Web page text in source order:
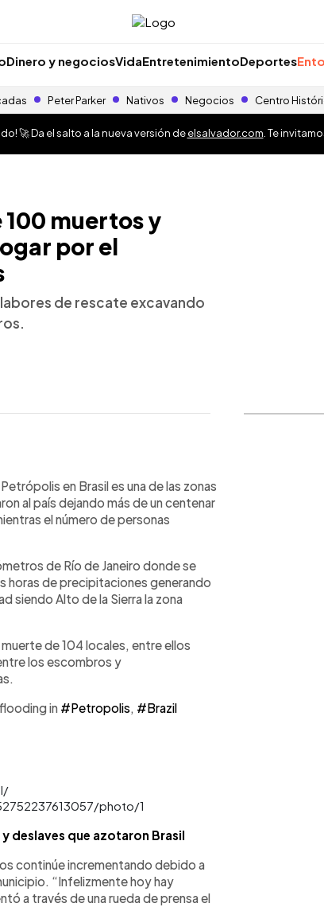
Dinero y negociosVidaEntretenimientoDeportes
Peter Parker Nativos Negocios Centro
🚀 Da el salto a la nueva versión deelsalvador.com . Te
100 muertos y
por el
de rescate excavando
en Brasil es una de las zonas
al país dejando más de un centenar
el número de personas
de Río de Janeiro donde se
horas de precipitaciones generando
siendo Alto de la Sierra la zona
de 104 locales, entre ellos
los escombros y
in #Petropolis, #Brazil
photo/1
deslaves que azotaron Brasil
continúe incrementando debido a
“Infelizmente hoy hay
a través de una rueda de prensa el